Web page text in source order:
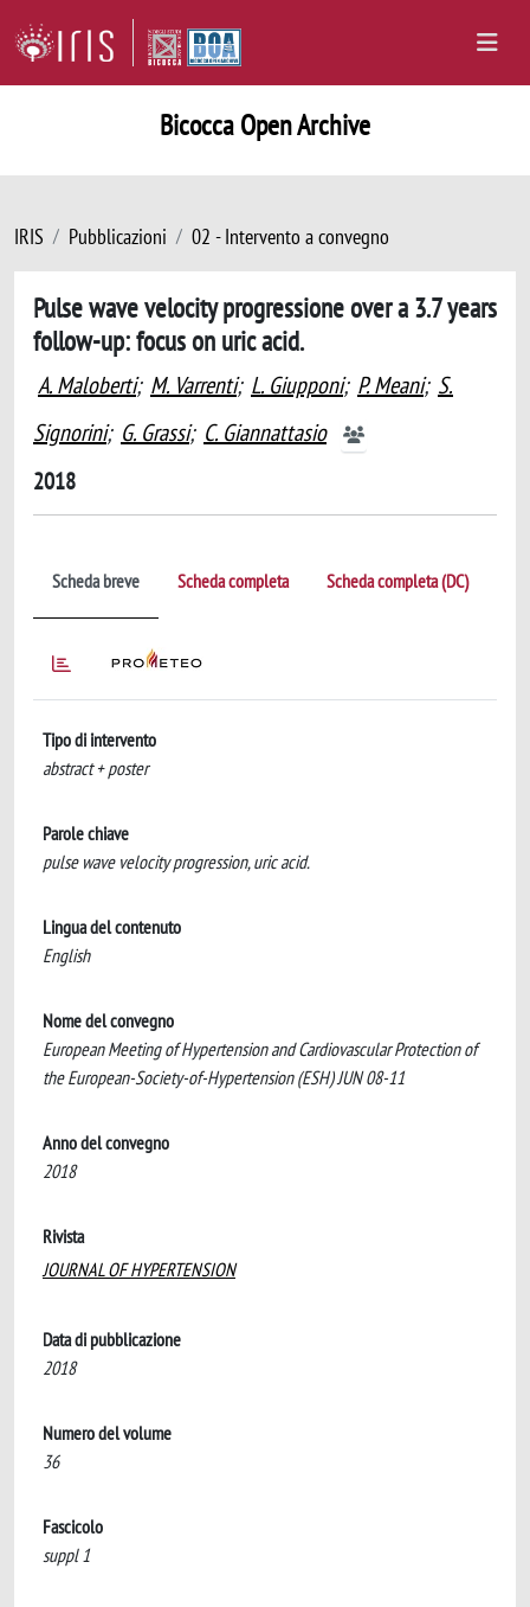
Bicocca Open Archive
IRIS Pubblicazioni 02 - Intervento a convegno
Pulse wave velocity progressione over a 3.7 years
follow-up: focus on uric acid.
A. Maloberti; M. Varrenti; L. Giupponi; P. Meani; S.
Signorini; G. Grassi; C. Giannattasio
2018
Scheda breve Scheda completa Scheda completa (DC)
Tipo di intervento
abstract + poster
Parole chiave
pulse wave velocity progression, uric acid.
Lingua del contenuto
English
Nome del convegno
European Meeting of Hypertension and Cardiovascular Protection of
the European-Society-of-Hypertension (ESH) JUN 08-11
Anno del convegno
2018
Rivista
JOURNAL OF HYPERTENSION
Data di pubblicazione
2018
Numero del volume
36
Fascicolo
suppl 1